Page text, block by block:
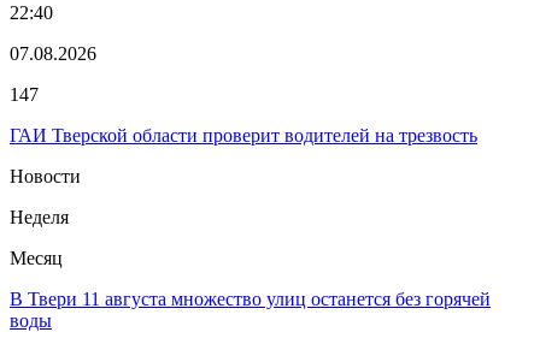
22:40
07.08.2026
147
ГАИ Тверской области проверит водителей на трезвость
Новости
Неделя
Месяц
В Твери 11 августа множество улиц останется без горячей
воды